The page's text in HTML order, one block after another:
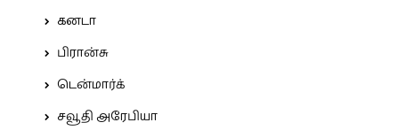
கனடா
பிரான்சு
டென்மார்க்
சவூதி அரேபியா